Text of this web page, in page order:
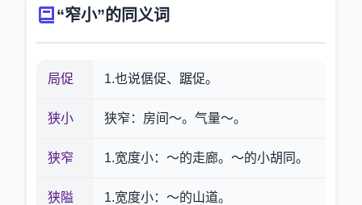
“窄小”的同义词
局促 1.也说倨促、踞促。
狭小 狭窄：房间～。气量～。
狭窄 1.宽度小：～的走廊。～的小胡同。
狭隘 1.宽度小：～的山道。